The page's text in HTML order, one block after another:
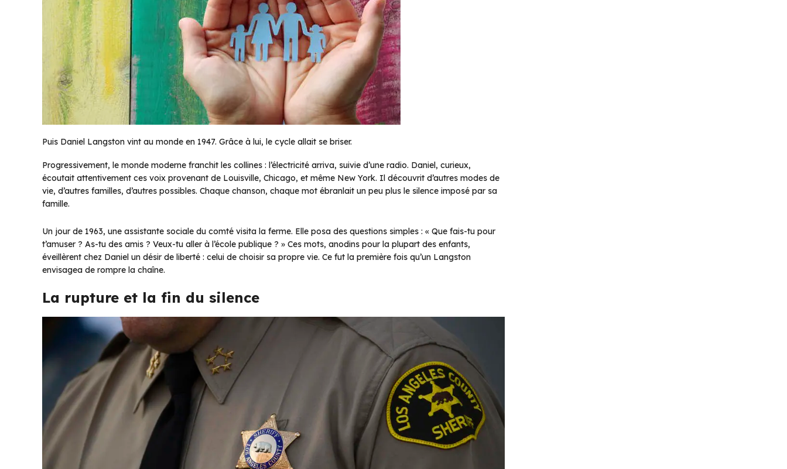
Puis Daniel Langston vint au monde en 1947. Grâce à lui, le cycle allait se briser.
Progressivement, le monde moderne franchit les collines : l’électricité arriva, suivie d’une radio. Daniel, curieux,
écoutait attentivement ces voix provenant de Louisville, Chicago, et même New York. Il découvrit d’autres modes de
vie, d’autres familles, d’autres possibles. Chaque chanson, chaque mot ébranlait un peu plus le silence imposé par sa
famille.
Un jour de 1963, une assistante sociale du comté visita la ferme. Elle posa des questions simples : « Que fais-tu pour
t’amuser ? As-tu des amis ? Veux-tu aller à l’école publique ? » Ces mots, anodins pour la plupart des enfants,
éveillèrent chez Daniel un désir de liberté : celui de choisir sa propre vie. Ce fut la première fois qu’un Langston
envisagea de rompre la chaîne.
La rupture et la fin du silence